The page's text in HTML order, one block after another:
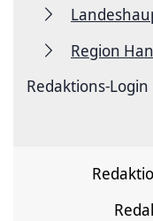
Region
Redaktions-Login